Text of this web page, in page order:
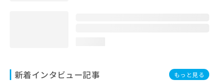
新着インタビュー記事 もっと見る